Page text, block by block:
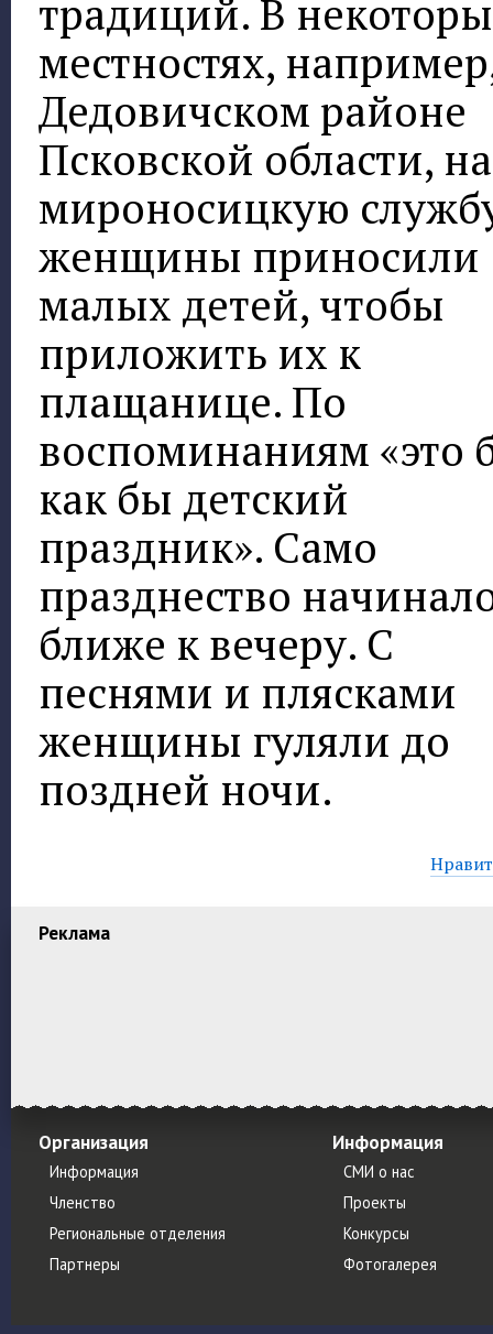
Реклама
традиций. В
местностях,
Дедовичском районе
Псковской области, на
мироносицкую
женщины приносили
малых детей, чтобы
приложить их к
плащанице. По
воспоминаниям «это
как бы детский
праздник». Само
празднество
ближе к вечеру. С
песнями и плясками
женщины гуляли до
поздней ночи.
Организация
Информация
Членство
Региональные отделения
Партнеры
Информация
СМИ о нас
Проекты
Конкурсы
Фотогалерея